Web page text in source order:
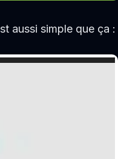
aussi simple que ça :